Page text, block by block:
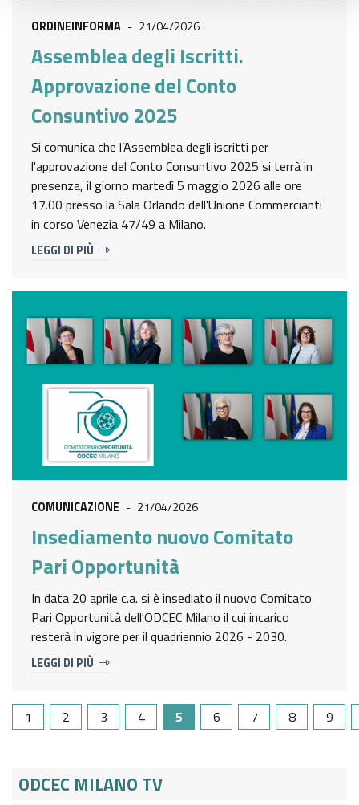
ORDINEINFORMA - 21/04/2026
Assemblea degli Iscritti.
Approvazione del Conto
Consuntivo 2025
Si comunica che l’Assemblea degli iscritti per
l'approvazione del Conto Consuntivo 2025 si terrà in
presenza, il giorno martedì 5 maggio 2026 alle ore
17.00 presso la Sala Orlando dell'Unione Commercianti
in corso Venezia 47/49 a Milano.
LEGGI DI PIÙ
COMUNICAZIONE - 21/04/2026
Insediamento nuovo Comitato
Pari Opportunità
In data 20 aprile c.a. si è insediato il nuovo Comitato
Pari Opportunità dell'ODCEC Milano il cui incarico
resterà in vigore per il quadriennio 2026 - 2030.
LEGGI DI PIÙ
1 2 3 4 5 6 7 8 9
ODCEC MILANO TV